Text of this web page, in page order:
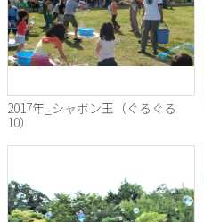
2017年_シャボン玉（ぐるぐる
10）